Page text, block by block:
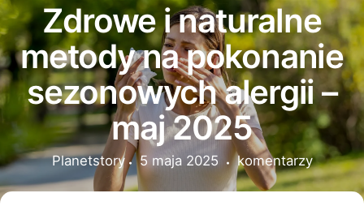
Zdrowe i naturalne
metody na pokonanie
sezonowych alergii –
maj 2025
Planetstory 5 maja 2025 komentarzy